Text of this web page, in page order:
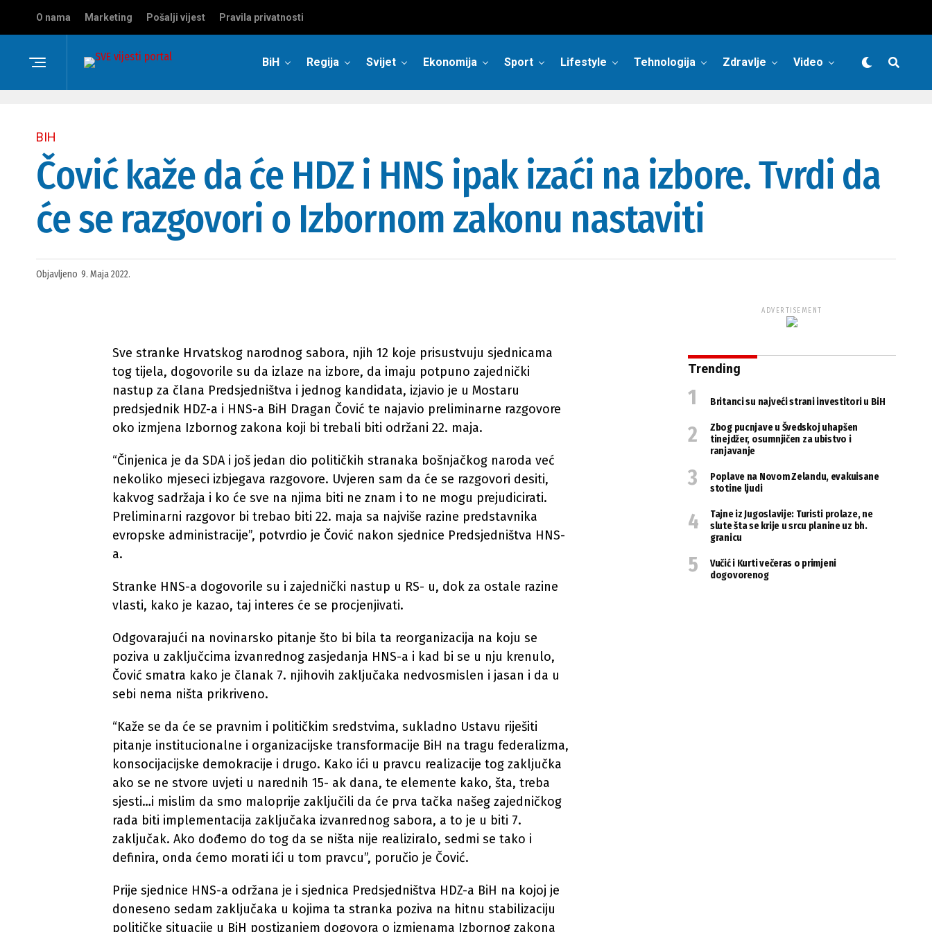
O nama Marketing Pošalji vijest Pravila privatnosti
BiH Regija Svijet Ekonomija Sport Lifestyle Tehnologija Zdravlje Video
BIH
Čović kaže da će HDZ i HNS ipak izaći na izbore. Tvrdi da
će se razgovori o Izbornom zakonu nastaviti
Objavljeno 9. Maja 2022.
Sve stranke Hrvatskog narodnog sabora, njih 12 koje prisustvuju sjednicama
tog tijela, dogovorile su da izlaze na izbore, da imaju potpuno zajednički
nastup za člana Predsjedništva i jednog kandidata, izjavio je u Mostaru
predsjednik HDZ-a i HNS-a BiH Dragan Čović te najavio preliminarne razgovore
oko izmjena Izbornog zakona koji bi trebali biti održani 22. maja.
“Činjenica je da SDA i još jedan dio političkih stranaka bošnjačkog naroda već
nekoliko mjeseci izbjegava razgovore. Uvjeren sam da će se razgovori desiti,
kakvog sadržaja i ko će sve na njima biti ne znam i to ne mogu prejudicirati.
Preliminarni razgovor bi trebao biti 22. maja sa najviše razine predstavnika
evropske administracije”, potvrdio je Čović nakon sjednice Predsjedništva HNS-
a.
Stranke HNS-a dogovorile su i zajednički nastup u RS- u, dok za ostale razine
vlasti, kako je kazao, taj interes će se procjenjivati.
Odgovarajući na novinarsko pitanje što bi bila ta reorganizacija na koju se
poziva u zaključcima izvanrednog zasjedanja HNS-a i kad bi se u nju krenulo,
Čović smatra kako je članak 7. njihovih zaključaka nedvosmislen i jasan i da u
sebi nema ništa prikriveno.
“Kaže se da će se pravnim i političkim sredstvima, sukladno Ustavu riješiti
pitanje institucionalne i organizacijske transformacije BiH na tragu federalizma,
konsocijacijske demokracije i drugo. Kako ići u pravcu realizacije tog zaključka
ako se ne stvore uvjeti u narednih 15- ak dana, te elemente kako, šta, treba
sjesti…i mislim da smo maloprije zaključili da će prva tačka našeg zajedničkog
rada biti implementacija zaključaka izvanrednog sabora, a to je u biti 7.
zaključak. Ako dođemo do tog da se ništa nije realiziralo, sedmi se tako i
definira, onda ćemo morati ići u tom pravcu”, poručio je Čović.
Prije sjednice HNS-a održana je i sjednica Predsjedništva HDZ-a BiH na kojoj je
doneseno sedam zaključaka u kojima ta stranka poziva na hitnu stabilizaciju
političke situacije u BiH postizanjem dogovora o izmjenama Izbornog zakona
ADVERTISEMENT
Trending
Britanci su najveći strani investitori u BiH
Zbog pucnjave u Švedskoj uhapšen
tinejdžer, osumnjičen za ubistvo i
ranjavanje
Poplave na Novom Zelandu, evakuisane
stotine ljudi
Tajne iz Jugoslavije: Turisti prolaze, ne
slute šta se krije u srcu planine uz bh.
granicu
Vučić i Kurti večeras o primjeni
dogovorenog